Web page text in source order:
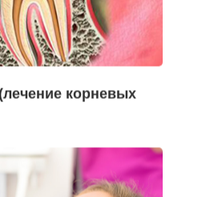
корневых
Начать Анализ »